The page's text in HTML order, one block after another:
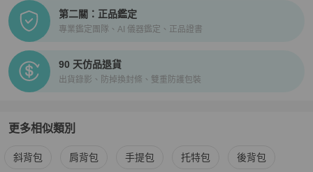
第二關：正品鑑定
專業鑑定團隊、AI 儀器鑑定、正品證書
90 天仿品退貨
出貨錄影、防掉換封條、雙重防護包裝
更多相似類別
更多Louis Vuitton女包 相似商品推薦
斜背包 肩背包 手提包 托特包 後背包